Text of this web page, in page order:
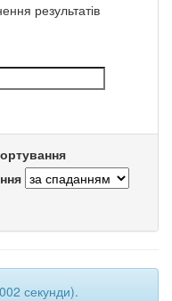
результатів
секунди).